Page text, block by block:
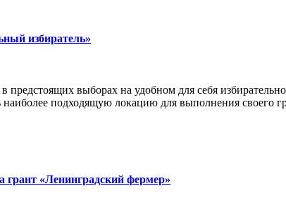
избиратель»
выборах на удобном для себя
подходящую локацию для выполнения своего
грант «Ленинградский фермер»